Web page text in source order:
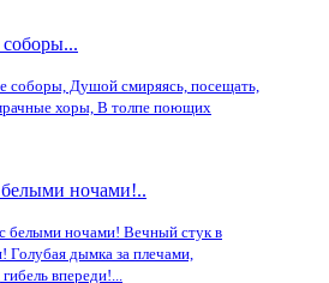
соборы, Душой смиряясь, посещать,
хоры, В толпе поющих
ночами!..
белыми ночами! Вечный стук в
Голубая дымка за плечами,
впереди!...